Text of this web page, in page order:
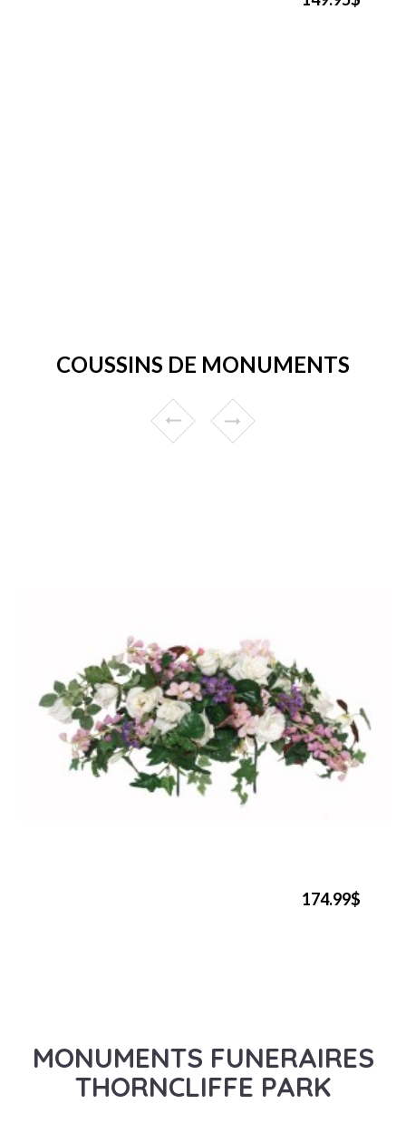
COUSSINS DE MONUMENTS
174.99$
MONUMENTS FUNERAIRES
THORNCLIFFE PARK